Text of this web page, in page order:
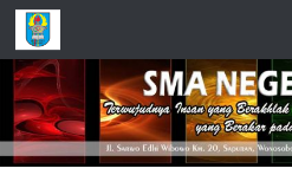
Skip to content